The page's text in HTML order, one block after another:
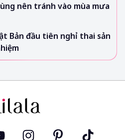
nên tránh vào mùa mưa
Bản đầu tiên nghỉ thai sản